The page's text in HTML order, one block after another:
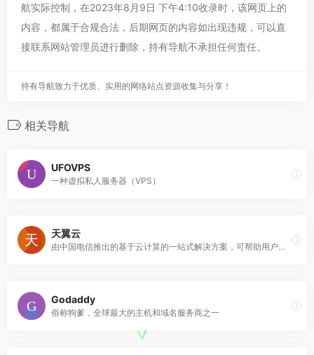
航实际控制，在2023年8月9日 下午4:10收录时，该网页上的
内容，都属于合规合法，后期网页的内容如出现违规，可以直
接联系网站管理员进行删除，持有导航不承担任何责任。
持有导航致力于优质、实用的网络站点资源收集与分享！
相关导航
UFOVPS
一种虚拟私人服务器（VPS）
天翼云
由中国电信推出的基于云计算的一站式解决方案，可帮助用户快速部署可靠的应用程序
Godaddy
俗称狗爹，全球最大的主机和域名服务商之一